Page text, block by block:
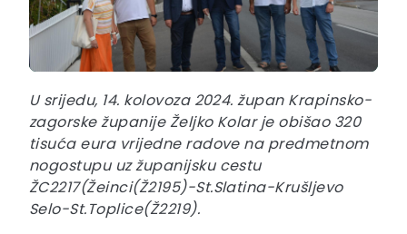
U srijedu, 14. kolovoza 2024. župan Krapinsko-
zagorske županije Željko Kolar je obišao 320
tisuća eura vrijedne radove na predmetnom
nogostupu uz županijsku cestu
ŽC2217(Žeinci(Ž2195)-St.Slatina-Krušljevo
Selo-St.Toplice(Ž2219).